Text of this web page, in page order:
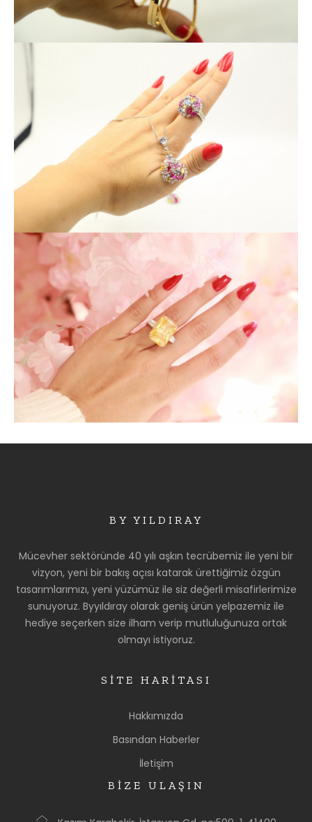
BY YILDIRAY
Mücevher sektöründe 40 yılı aşkın tecrübemiz ile yeni bir
vizyon, yeni bir bakış açısı katarak ürettiğimiz özgün
tasarımlarımızı, yeni yüzümüz ile siz değerli misafirlerimize
sunuyoruz. Byyıldıray olarak geniş ürün yelpazemiz ile
hediye seçerken size ilham verip mutluluğunuza ortak
olmayı istiyoruz.
SİTE HARİTASI
Hakkımızda
Basından Haberler
İletişim
BİZE ULAŞIN